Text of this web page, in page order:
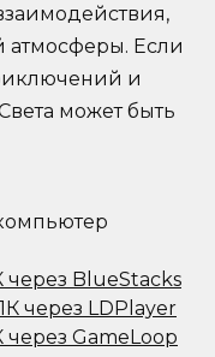
атмосферы. Если
и
может быть
через BlueStacks
через LDPlayer
через GameLoop